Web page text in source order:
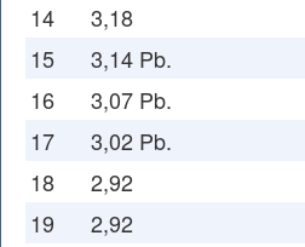
14 3,18
15 3,14 Pb.
16 3,07 Pb.
17 3,02 Pb.
18 2,92
19 2,92